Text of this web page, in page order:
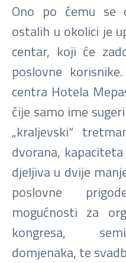
Ono po čemu se
ostalih u okolici je
centar, koji će
poslovne
centra Hotela
čije samo ime
„kraljevski“
dvorana,
djeljiva u dvije
poslovne
mogućnosti za
kongresa,
domjenaka, te